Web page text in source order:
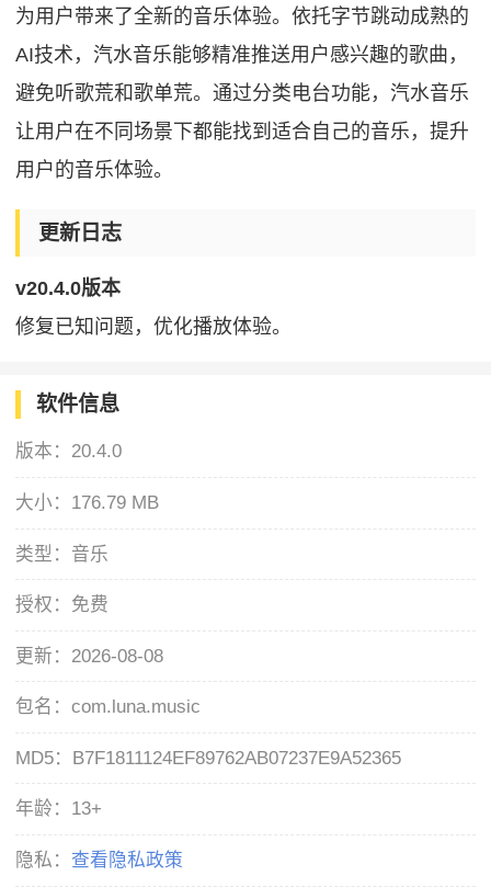
为用户带来了全新的音乐体验。依托字节跳动成熟的
AI技术，汽水音乐能够精准推送用户感兴趣的歌曲，
避免听歌荒和歌单荒。通过分类电台功能，汽水音乐
让用户在不同场景下都能找到适合自己的音乐，提升
用户的音乐体验。
更新日志
v20.4.0版本
修复已知问题，优化播放体验。
软件信息
版本： 20.4.0
大小： 176.79 MB
类型： 音乐
授权： 免费
更新： 2026-08-08
包名：com.luna.music
MD5： B7F1811124EF89762AB07237E9A52365
年龄： 13+
隐私： 查看隐私政策